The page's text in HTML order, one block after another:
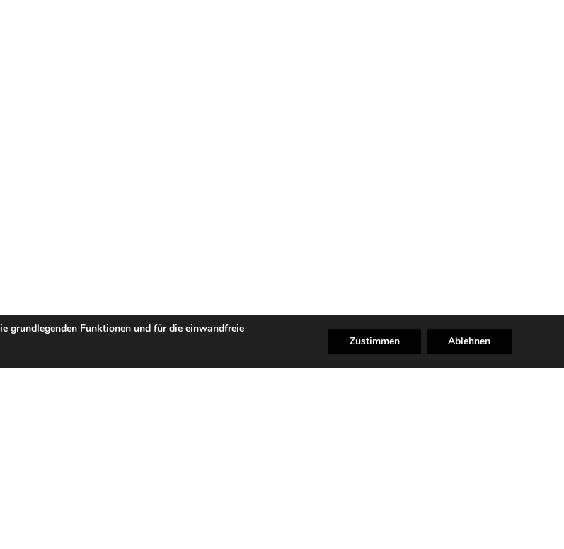
grundlegenden Funktionen und für die einwandfreie
Zustimmen Ablehnen